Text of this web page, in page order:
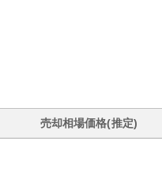
売却相場価格(推定)